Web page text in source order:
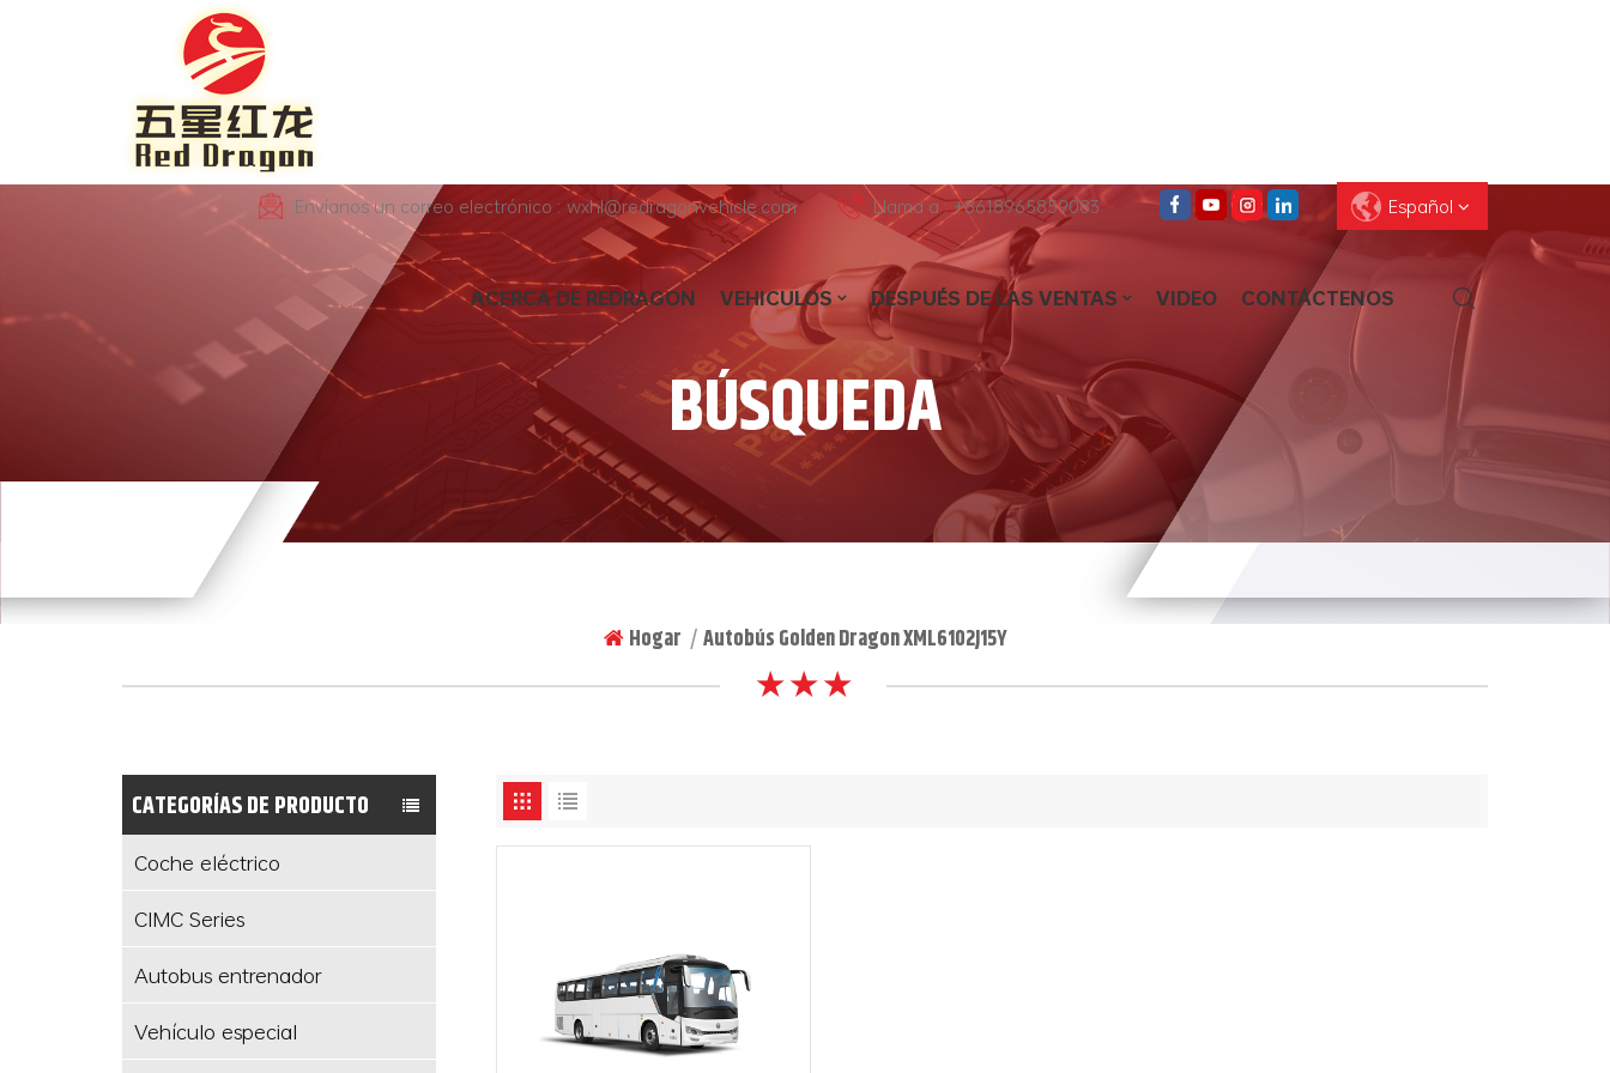
Envíanos un correo electrónico : wxhl@redragonvehicle.com Llama a : +8618965859083 Español
English
Français
Deutsch
Pусский
Español
العربية
ACERCA DE REDRAGON VEHICULOS DESPUÉS DE LAS VENTAS VIDEO CONTÁCTENOS
BÚSQUEDA
Hogar | Autobús Golden Dragon XML6102J15Y
★ ★ ★
CATEGORÍAS DE PRODUCTO
Coche eléctrico
CIMC Series
Autobus entrenador
Vehículo especial